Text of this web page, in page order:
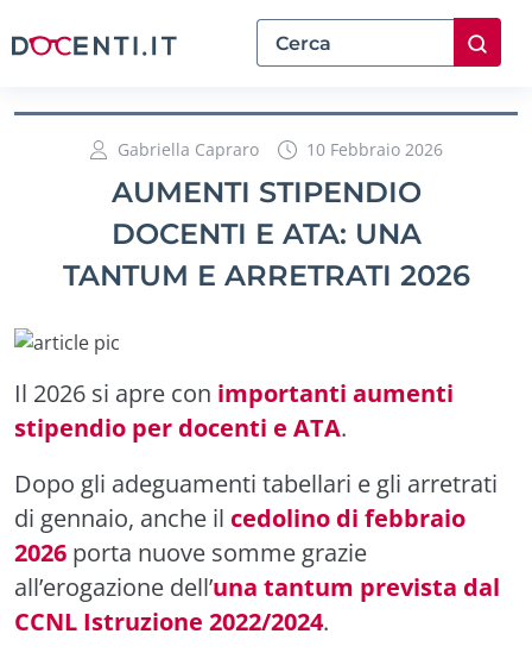
Gabriella Capraro 10 Febbraio 2026
AUMENTI STIPENDIO
DOCENTI E ATA: UNA
TANTUM E ARRETRATI 2026
Il 2026 si apre con importanti aumenti
stipendio per docenti e ATA.
Dopo gli adeguamenti tabellari e gli arretrati
di gennaio, anche il cedolino di febbraio
2026 porta nuove somme grazie
all’erogazione dell’una tantum prevista dal
CCNL Istruzione 2022/2024.